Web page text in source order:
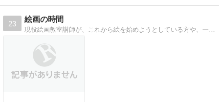
23
絵画の時間